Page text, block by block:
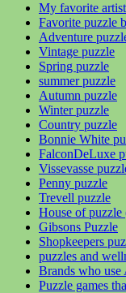
My favorite
Favorite puzzle
Adventure
Vintage puzzle
Spring puzzle
summer puzzle
Autumn puzzle
Winter puzzle
Country puzzle
Bonnie White
FalconDeLuxe
Vissevasse
Penny puzzle
Trevell puzzle
House of
Gibsons Puzzle
Shopkeepers
puzzles and
Brands who use
Puzzle games